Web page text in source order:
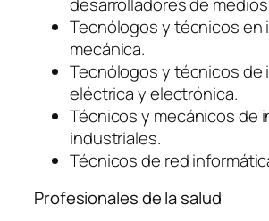
Tecnólogos y técnicos en
mecánica.
Tecnólogos y técnicos de
eléctrica y electrónica.
Técnicos y mecánicos de
industriales.
Técnicos de red
Profesionales de la salud